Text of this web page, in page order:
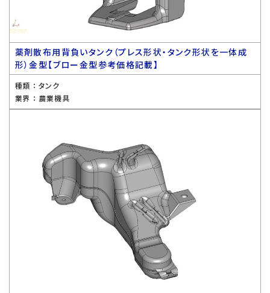
薬剤散布用背負いタンク（プレス形状・タンク形状を一体成
形）金型【ブロー金型参考価格記載】
種類 ： タンク
業界 ： 農業機具